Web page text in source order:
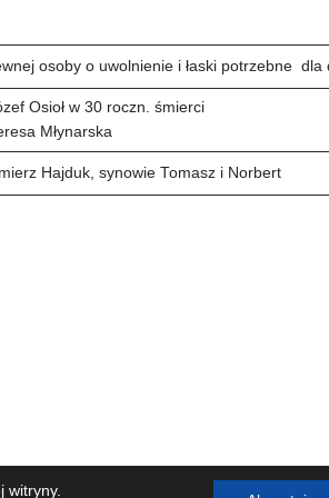
osoby o uwolnienie i łaski potrzebne dla
Osioł w 30 roczn. śmierci
Młynarska
Hajduk, synowie Tomasz i Norbert
prawa zastrzeżone. W przypadku
witryny.